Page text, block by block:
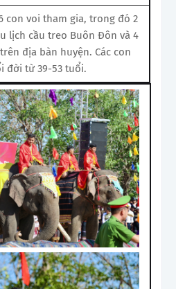
con voi tham gia, trong đó 2
lịch cầu treo Buôn Đôn và 4
địa bàn huyện. Các con
đời từ 39-53 tuổi.